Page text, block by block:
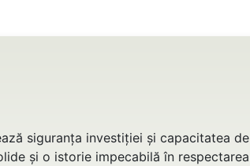
siguranța investiției și capacitatea de
și o istorie impecabilă în respectarea